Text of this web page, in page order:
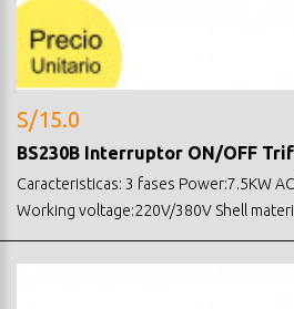
S/15.0
BS230B Interruptor ON/OFF
Caracteristicas: 3 fases Power:7.5KW
Working voltage:220V/380V Shell